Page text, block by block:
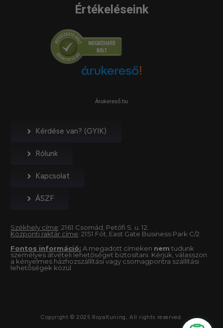
Értékeléseink
Árukereső.hu
Kérdése van? (GYIK)
Rólunk
Kapcsolat
ÁSZF
Székhely címe: 2161 Csomád, Petőfi S. u. 12.
Központi raktár címe: 2151 Fót, East Gate Business Park C/2
Fontos információ: A megadott címeken nem tudunk
személyes átvételi lehetőséget biztosítani. Kérjük, válasszon
a kényelmes házhozszállítási vagy csomagpontra szállítási
lehetőségek közül.
Copyright © 2025 Royaltuning, All rights reserved.